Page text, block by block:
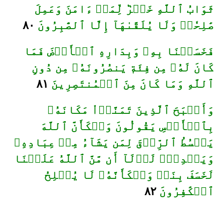
ثَوَابُ ٱللَّهِ خَيۡرٞ لِّمَنۡ ءَامَنَ وَعَمِلَ
صَٰلِحٗاۚ وَلَا يُلَقَّىٰهَآ إِلَّا ٱلصَّٰبِرُونَ ٨٠
فَخَسَفۡنَا بِهِۦ وَبِدَارِهِ ٱلۡأَرۡضَ فَمَا
كَانَ لَهُۥ مِن فِئَةٖ يَنصُرُونَهُۥ مِن دُونِ
ٱللَّهِ وَمَا كَانَ مِنَ ٱلۡمُنتَصِرِينَ
وَأَصۡبَحَ ٱلَّذِينَ تَمَنَّوۡاْ مَكَانَهُۥ
بِٱلۡأَمۡسِ يَقُولُونَ وَيۡكَأَنَّ ٱللَّهَ
يَبۡسُطُ ٱلرِّزۡقَ لِمَن يَشَآءُ مِنۡ عِبَادِهِۦ
وَيَقۡدِرُۖ لَوۡلَآ أَن مَّنَّ ٱللَّهُ عَلَيۡنَا
لَخَسَفَ بِنَاۖ وَيۡكَأَنَّهُۥ لَا يُفۡلِحُ
ٱلۡكَٰفِرُونَ ٨٢